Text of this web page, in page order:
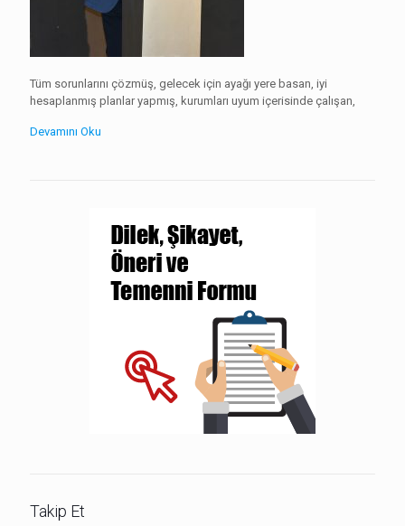
Tüm sorunlarını çözmüş, gelecek için ayağı yere basan, iyi
hesaplanmış planlar yapmış, kurumları uyum içerisinde çalışan,
Devamını Oku
Takip Et